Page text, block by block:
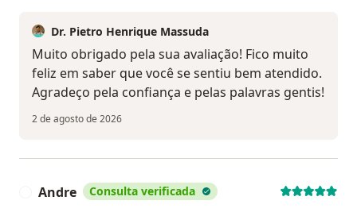
Dr. Pietro Henrique Massuda
Muito obrigado pela sua avaliação! Fico muito
feliz em saber que você se sentiu bem atendido.
Agradeço pela confiança e pelas palavras gentis!
2 de agosto de 2026
Andre Consulta verificada